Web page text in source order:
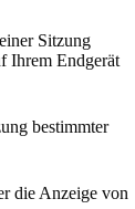
Sitzung
Ihrem Endgerät
bestimmter
die Anzeige von